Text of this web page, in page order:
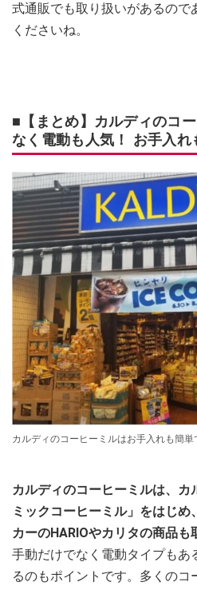
式通販でも取り扱いがあるので
くださいね。
■【まとめ】カルディのコ
なく電動も人気！ お手入れ
カルディのコーヒーミルはお手入れも簡単
カルディのコーヒーミルは、カ
ミックコーヒーミル」をはじ
カーのHARIOやカリタの商品も
手動だけでなく電動タイプもあ
るのもポイントです。多くのコ